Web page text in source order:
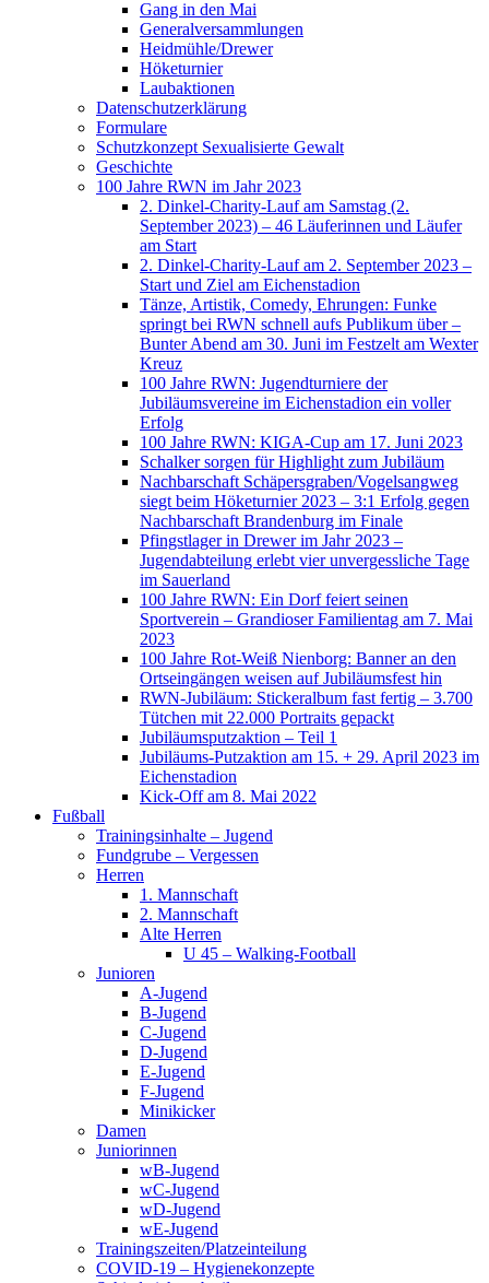
Gang in den Mai
Generalversammlungen
Heidmühle/Drewer
Höketurnier
Laubaktionen
Datenschutzerklärung
Formulare
Schutzkonzept Sexualisierte Gewalt
Geschichte
100 Jahre RWN im Jahr 2023
2. Dinkel-Charity-Lauf am Samstag (2.
September 2023) – 46 Läuferinnen und Läufer
am Start
2. Dinkel-Charity-Lauf am 2. September 2023 –
Start und Ziel am Eichenstadion
Tänze, Artistik, Comedy, Ehrungen: Funke
springt bei RWN schnell aufs Publikum über –
Bunter Abend am 30. Juni im Festzelt am Wexter
Kreuz
100 Jahre RWN: Jugendturniere der
Jubiläumsvereine im Eichenstadion ein voller
Erfolg
100 Jahre RWN: KIGA-Cup am 17. Juni 2023
Schalker sorgen für Highlight zum Jubiläum
Nachbarschaft Schäpersgraben/Vogelsangweg
siegt beim Höketurnier 2023 – 3:1 Erfolg gegen
Nachbarschaft Brandenburg im Finale
Pfingstlager in Drewer im Jahr 2023 –
Jugendabteilung erlebt vier unvergessliche Tage
im Sauerland
100 Jahre RWN: Ein Dorf feiert seinen
Sportverein – Grandioser Familientag am 7. Mai
2023
100 Jahre Rot-Weiß Nienborg: Banner an den
Ortseingängen weisen auf Jubiläumsfest hin
RWN-Jubiläum: Stickeralbum fast fertig – 3.700
Tütchen mit 22.000 Portraits gepackt
Jubiläumsputzaktion – Teil 1
Jubiläums-Putzaktion am 15. + 29. April 2023 im
Eichenstadion
Kick-Off am 8. Mai 2022
Fußball
Trainingsinhalte – Jugend
Fundgrube – Vergessen
Herren
1. Mannschaft
2. Mannschaft
Alte Herren
U 45 – Walking-Football
Junioren
A-Jugend
B-Jugend
C-Jugend
D-Jugend
E-Jugend
F-Jugend
Minikicker
Damen
Juniorinnen
wB-Jugend
wC-Jugend
wD-Jugend
wE-Jugend
Trainingszeiten/Platzeinteilung
COVID-19 – Hygienekonzepte